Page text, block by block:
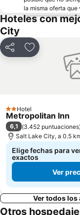
la misma oferta
Hoteles con
City
CompartirAgregar a
2 Estrellas
Hotel
Metropolitan Inn
6,1 (3.452 puntuaciones)
Salt Lake City, a 0.5
Elige fechas para
exactos
Ver
Ver todos los
Otros